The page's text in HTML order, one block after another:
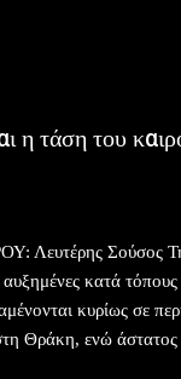
η τάση του
Σούσος
κατά τόπους
κυρίως σε
Θράκη, ενώ άστατος